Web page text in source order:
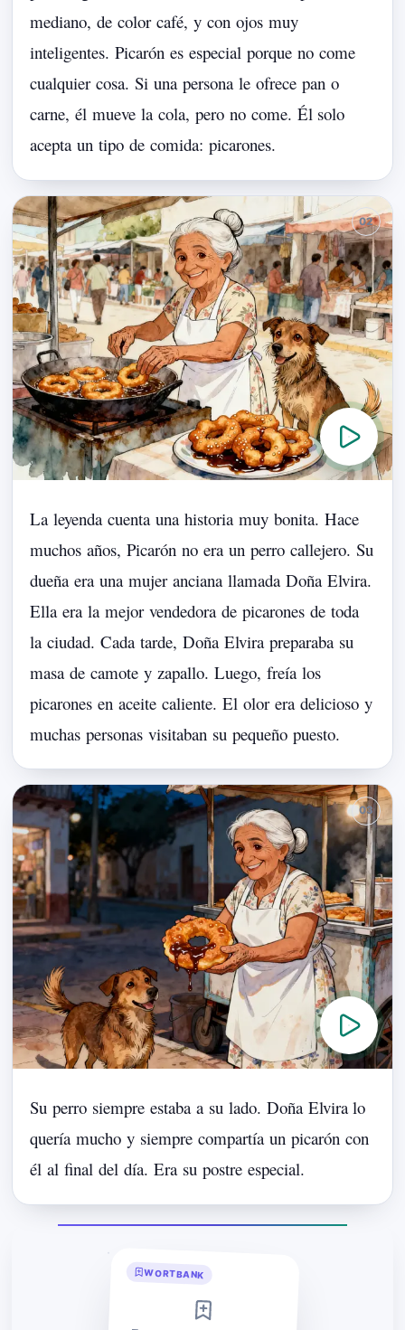
mediano, de color café, y con ojos muy
inteligentes. Picarón es especial porque no come
cualquier cosa. Si una persona le ofrece pan o
carne, él mueve la cola, pero no come. Él solo
acepta un tipo de comida: picarones.
La leyenda cuenta una historia muy bonita. Hace
muchos años, Picarón no era un perro callejero. Su
dueña era una mujer anciana llamada Doña Elvira.
Ella era la mejor vendedora de picarones de toda
la ciudad. Cada tarde, Doña Elvira preparaba su
masa de camote y zapallo. Luego, freía los
picarones en aceite caliente. El olor era delicioso y
muchas personas visitaban su pequeño puesto.
Su perro siempre estaba a su lado. Doña Elvira lo
quería mucho y siempre compartía un picarón con
él al final del día. Era su postre especial.
WORTBANK